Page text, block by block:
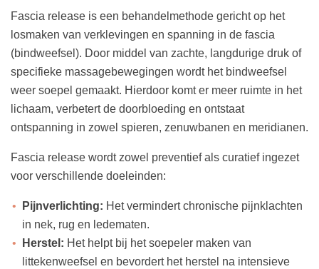
Fascia release is een behandelmethode gericht op het
losmaken van verklevingen en spanning in de fascia
(bindweefsel). Door middel van zachte, langdurige druk of
specifieke massagebewegingen wordt het bindweefsel
weer soepel gemaakt. Hierdoor komt er meer ruimte in het
lichaam, verbetert de doorbloeding en ontstaat
ontspanning in zowel spieren, zenuwbanen en meridianen.
Fascia release wordt zowel preventief als curatief ingezet
voor verschillende doeleinden:
Pijnverlichting: Het vermindert chronische pijnklachten
in nek, rug en ledematen.
Herstel: Het helpt bij het soepeler maken van
littekenweefsel en bevordert het herstel na intensieve